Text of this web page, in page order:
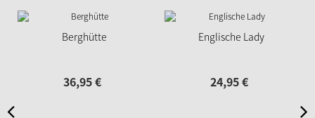
Berghütte
36,95€
Englische Lady
24,95€